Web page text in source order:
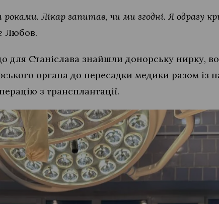
роками. Лікар запитав, чи ми згодні. Я одразу
Любов.
для Станіслава знайшли донорську нирку,
органа до пересадки медики разом із
з трансплантації.